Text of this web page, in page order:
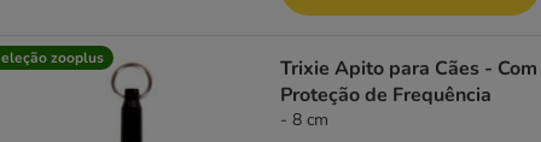
zooplus
Trixie Apito para Cães - Com
Proteção de Frequência
- 8 cm